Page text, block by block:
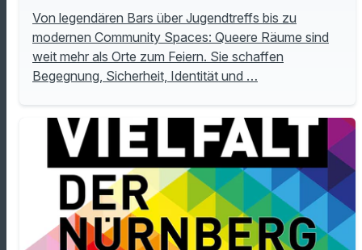
Von legendären Bars über Jugendtreffs bis zu
modernen Community Spaces: Queere Räume sind
weit mehr als Orte zum Feiern. Sie schaffen
Begegnung, Sicherheit, Identität und …